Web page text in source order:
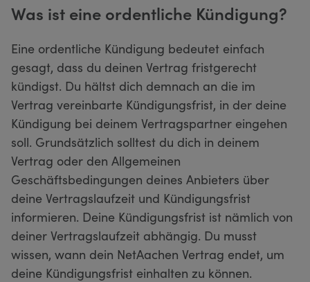
Was ist eine ordentliche Kündigung?
Eine ordentliche Kündigung bedeutet einfach
gesagt, dass du deinen Vertrag fristgerecht
kündigst. Du hältst dich demnach an die im
Vertrag vereinbarte Kündigungsfrist, in der deine
Kündigung bei deinem Vertragspartner eingehen
soll. Grundsätzlich solltest du dich in deinem
Vertrag oder den Allgemeinen
Geschäftsbedingungen deines Anbieters über
deine Vertragslaufzeit und Kündigungsfrist
informieren. Deine Kündigungsfrist ist nämlich von
deiner Vertragslaufzeit abhängig. Du musst
wissen, wann dein NetAachen Vertrag endet, um
deine Kündigungsfrist einhalten zu können.